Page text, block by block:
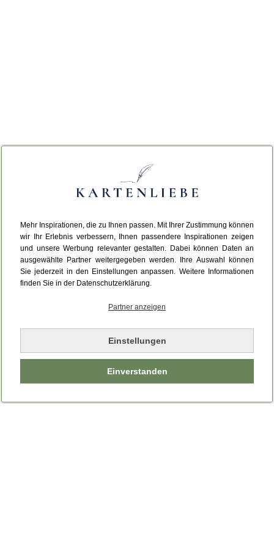
Mehr Inspirationen, die zu Ihnen passen. Mit Ihrer Zustimmung können
wir Ihr Erlebnis verbessern, Ihnen passendere Inspirationen zeigen
und unsere Werbung relevanter gestalten. Dabei können Daten an
ausgewählte Partner weitergegeben werden. Ihre Auswahl können
Sie jederzeit in den Einstellungen anpassen. Weitere Informationen
finden Sie in der Datenschutzerklärung.
Partner anzeigen
Einstellungen
Einverstanden